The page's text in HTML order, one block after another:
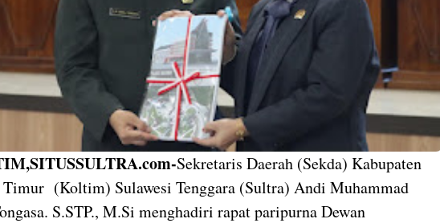
Sekretaris Daerah (Sekda) Kabupaten
(Koltim) Sulawesi Tenggara (Sultra) Andi Muhammad
S.STP., M.Si menghadiri rapat paripurna Dewan